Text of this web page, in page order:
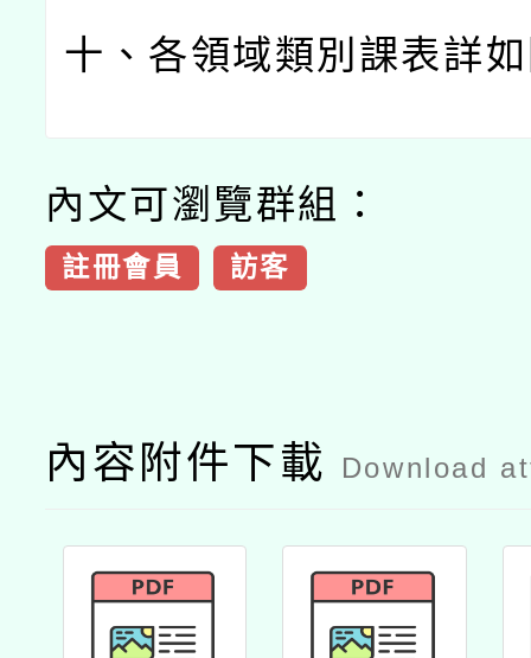
十、各領域類別課表詳
內文可瀏覽群組：
註冊會員 訪客
內容附件下載 Download